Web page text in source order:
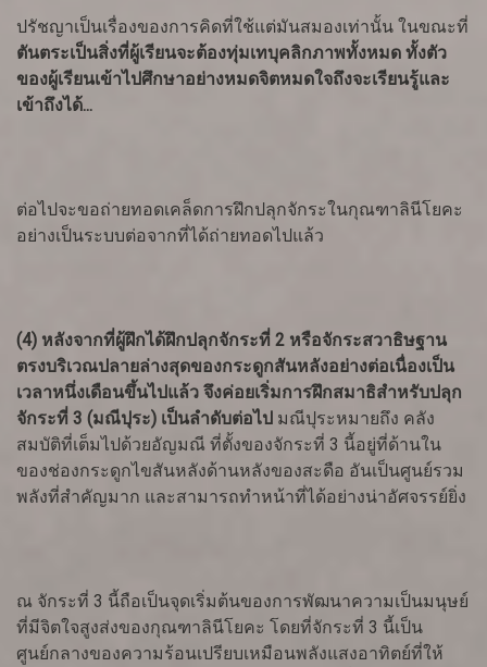
ปรัชญาเป็นเรื่องของการคิดที่ใช้แต่มันสมองเท่านั้น ในขณะที่
ตันตระเป็นสิ่งที่ผู้เรียนจะต้องทุ่มเทบุคลิกภาพทั้งหมด ทั้งตัว
ของผู้เรียนเข้าไปศึกษาอย่างหมดจิตหมดใจถึงจะเรียนรู้และ
เข้าถึงได้...
ต่อไปจะขอถ่ายทอดเคล็ดการฝึกปลุกจักระในกุณฑาลินีโยคะ
อย่างเป็นระบบต่อจากที่ได้ถ่ายทอดไปแล้ว
(4) หลังจากที่ผู้ฝึกได้ฝึกปลุกจักระที่ 2 หรือจักระสวาธิษฐาน
ตรงบริเวณปลายล่างสุดของกระดูกสันหลังอย่างต่อเนื่องเป็น
เวลาหนึ่งเดือนขึ้นไปแล้ว จึงค่อยเริ่มการฝึกสมาธิสำหรับปลุก
จักระที่ 3 (มณีปุระ) เป็นลำดับต่อไป มณีปุระหมายถึง คลัง
สมบัติที่เต็มไปด้วยอัญมณี ที่ตั้งของจักระที่ 3 นี้อยู่ที่ด้านใน
ของช่องกระดูกไขสันหลังด้านหลังของสะดือ อันเป็นศูนย์รวม
พลังที่สำคัญมาก และสามารถทำหน้าที่ได้อย่างน่าอัศจรรย์ยิ่ง
ณ จักระที่ 3 นี้ถือเป็นจุดเริ่มต้นของการพัฒนาความเป็นมนุษย์
ที่มีจิตใจสูงส่งของกุณฑาลินีโยคะ โดยที่จักระที่ 3 นี้เป็น
ศูนย์กลางของความร้อนเปรียบเหมือนพลังแสงอาทิตย์ที่ให้